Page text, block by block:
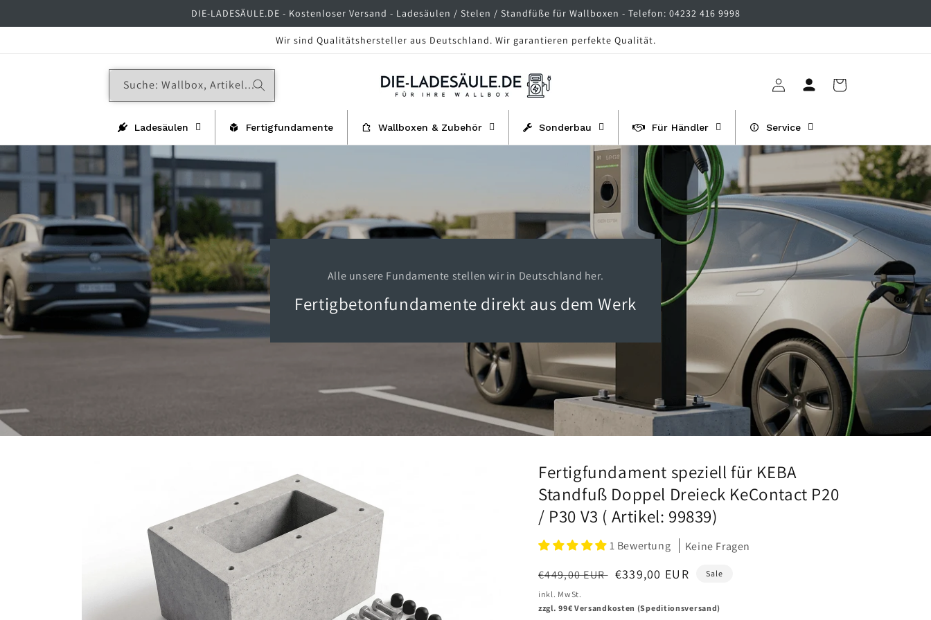
Inhalt
DIE-LADESÄULE.DE - Kostenloser Versand - Ladesäulen / Stelen / Standfüße für Wallboxen - Telefon: 04232 416 9998
Wir sind Qualitätshersteller aus Deutschland. Wir garantieren perfekte Qualität.
Suche: Wallbox, Artikel...
Ladesäulen Fertigfundamente Wallboxen & Zubehör Sonderbau Für Händler Service
Einloggen Warenkorb
Alle unsere Fundamente stellen wir in Deutschland her.
Fertigbetonfundamente direkt aus dem Werk
Fertigfundament speziell für KEBA
Standfuß Doppel Dreieck KeContact P20
/ P30 V3 ( Artikel: 99839)
1 Bewertung Keine Fragen
Normaler
Preis
€449,00 EUR Verkaufspreis
€339,00 EUR
Sale
inkl. MwSt.
zzgl. 99€ Versandkosten (Speditionsversand)